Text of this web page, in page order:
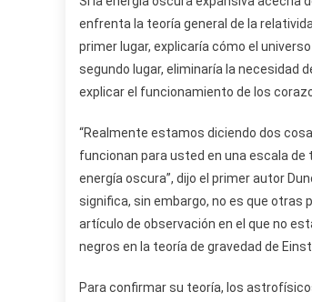
enfrenta la teoría general de la
primer lugar, explicaría cómo el
segundo lugar, eliminaría la necesidad
explicar el funcionamiento de los
“Realmente estamos diciendo dos
funcionan para usted en una escala
energía oscura”, dijo el primer autor
significa, sin embargo, no es que otras
artículo de observación en el que no
negros en la teoría de gravedad de
Para confirmar su teoría, los